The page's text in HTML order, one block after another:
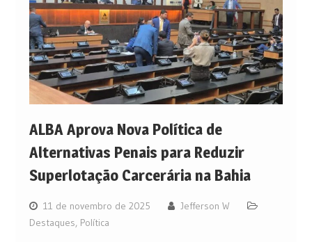
ALBA Aprova Nova Política de
Alternativas Penais para Reduzir
Superlotação Carcerária na Bahia
11 de novembro de 2025
Jefferson W
Destaques, Política